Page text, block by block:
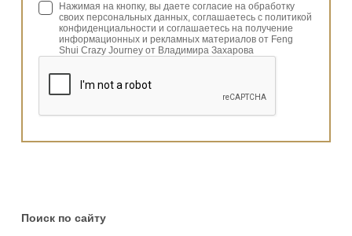
Нажимая на кнопку, вы даете согласие на обработку
своих персональных данных, соглашаетесь с политикой
конфиденциальности и соглашаетесь на получение
информационных и рекламных материалов от Feng
Shui Crazy Journey от Владимира Захарова
Поиск по сайту